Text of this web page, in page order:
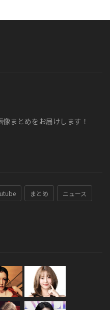
まとめをお届けします！
まとめ ニュース